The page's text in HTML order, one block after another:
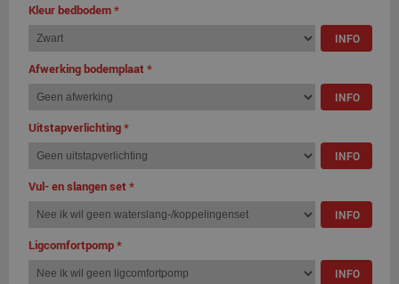
Kleur bedbodem*
INFO
Afwerking bodemplaat *
INFO
Uitstapverlichting*
INFO
Vul- en slangen set *
INFO
Ligcomfortpomp*
INFO